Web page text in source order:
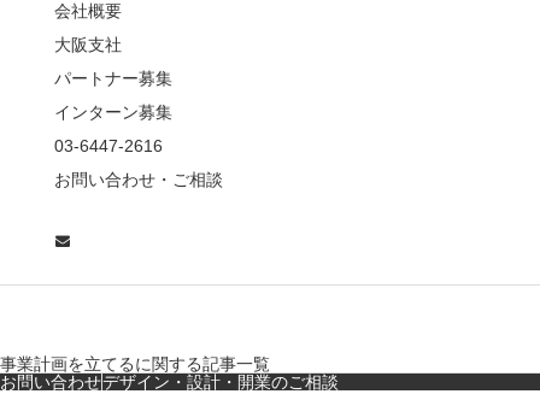
な店舗デザイン
料理・個室の距離感か
会社概要
大阪支社
パートナー募集
インターン募集
03-6447-2616
お問い合わせ・ご相談
事業計画を立てるに関する記事一覧
お問い合わせデザイン・設計・開業のご相談